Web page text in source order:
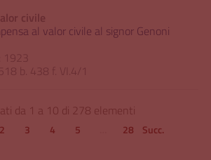
civile
al valor civile al signor Genoni
: 1923
b. 438 f. VI.4/1
da 1 a 10 di 278 elementi
2 3 4 5 28 Succ.